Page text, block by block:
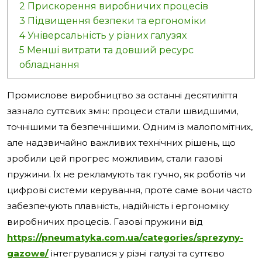
2 Прискорення виробничих процесів
3 Підвищення безпеки та ергономіки
4Універсальність у різних галузях
5 Менші витрати та довший ресурс
обладнання
Промислове виробництво за останні десятиліття
зазнало суттєвих змін: процеси стали швидшими,
точнішими та безпечнішими. Одним із малопомітних,
але надзвичайно важливих технічних рішень, що
зробили цей прогрес можливим, стали газові
пружини. Їх не рекламують так гучно, як роботів чи
цифрові системи керування, проте саме вони часто
забезпечують плавність, надійність і ергономіку
виробничих процесів. Газові пружини від
https://pneumatyka.com.ua/categories/sprezyny-
gazowe/ інтегрувалися у різні галузі та суттєво